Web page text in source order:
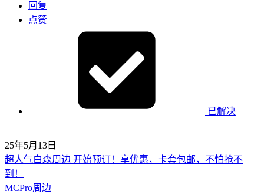
回复
点赞
已解决
25年5月13日
超人气白森周边 开始预订！享优惠，卡套包邮，不怕抢不
到！
MCPro周边